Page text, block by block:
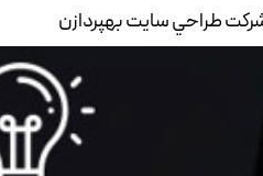
طراحي سايت بهپردازن